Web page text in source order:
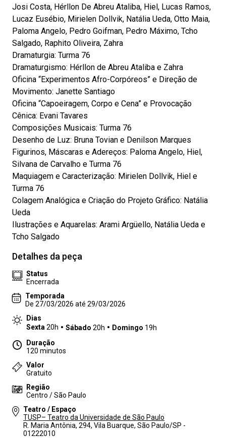
Josi Costa, Hérllon De Abreu Ataliba, Hiel, Lucas Ramos,
Lucaz Eusébio, Mirielen Dollvik, Natália Ueda, Otto Maia,
Paloma Angelo, Pedro Goifman, Pedro Máximo, Tcho
Salgado, Raphito Oliveira, Zahra
Dramaturgia: Turma 76
Dramaturgismo: Hérllon de Abreu Ataliba e Zahra
Oficina “Experimentos Afro-Corpóreos” e Direção de
Movimento: Janette Santiago
Oficina “Capoeiragem, Corpo e Cena” e Provocação
Cênica: Evani Tavares
Composições Musicais: Turma 76
Desenho de Luz: Bruna Tovian e Denilson Marques
Figurinos, Máscaras e Adereços: Paloma Angelo, Hiel,
Silvana de Carvalho e Turma 76
Maquiagem e Caracterização: Mirielen Dollvik, Hiel e
Turma 76
Colagem Analógica e Criação do Projeto Gráfico: Natália
Ueda
Ilustrações e Aquarelas: Arami Argüello, Natália Ueda e
Tcho Salgado
Detalhes da peça
Status
Encerrada
Temporada
De 27/03/2026 até 29/03/2026
Dias
Sexta 20h Sábado 20h Domingo 19h
Duração
120 minutos
Valor
Gratuito
Região
Centro / São Paulo
Teatro / Espaço
TUSP– Teatro da Universidade de São Paulo
R. Maria Antônia, 294, Vila Buarque, São Paulo/SP -
01222010